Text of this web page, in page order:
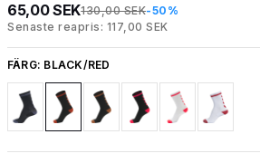
65,00 SEK130,00 SEK-50%
Senaste reapris: 117,00 SEK
FÄRG: BLACK/RED